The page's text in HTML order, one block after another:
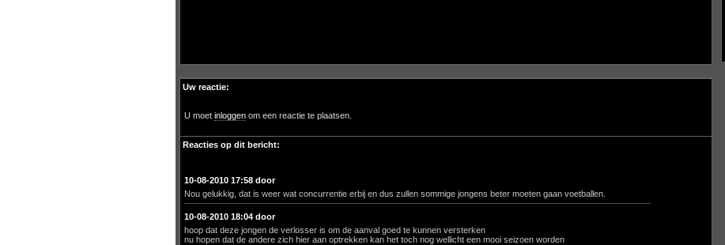
Uw reactie:
U moet inloggen om een reactie te plaatsen.
Reacties op dit bericht:
10-08-2010 17:58 door
Nou gelukkig, dat is weer wat concurrentie erbij en dus zullen sommige jongens beter moeten gaan voetballen.
10-08-2010 18:04 door
hoop dat deze jongen de verlosser is om de aanval goed te kunnen versterken
nu hopen dat de andere zich hier aan optrekken kan het toch nog wellicht een mooi seizoen worden